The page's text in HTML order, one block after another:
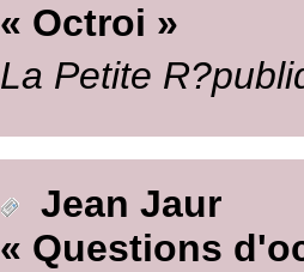
« Octroi »
La Petite
Jean Jaur
« Questions